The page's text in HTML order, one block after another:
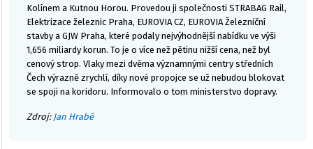
Kolínem a Kutnou Horou. Provedou ji společnosti STRABAG Rail,
Elektrizace železnic Praha, EUROVIA CZ, EUROVIA Železniční
stavby a GJW Praha, které podaly nejvýhodnější nabídku ve výši
1,656 miliardy korun. To je o více než pětinu nižší cena, než byl
cenový strop. Vlaky mezi dvěma významnými centry středních
Čech výrazně zrychlí, díky nové propojce se už nebudou blokovat
se spoji na koridoru. Informovalo o tom ministerstvo dopravy.
Zdroj: Jan Hrabě